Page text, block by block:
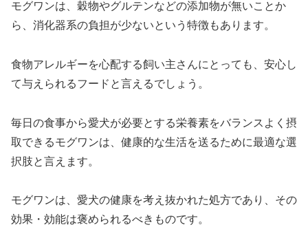
モグワンは、穀物やグルテンなどの添加物が無いことか
ら、消化器系の負担が少ないという特徴もあります。
食物アレルギーを心配する飼い主さんにとっても、安心し
て与えられるフードと言えるでしょう。
毎日の食事から愛犬が必要とする栄養素をバランスよく摂
取できるモグワンは、健康的な生活を送るために最適な選
択肢と言えます。
モグワンは、愛犬の健康を考え抜かれた処方であり、その
効果・効能は褒められるべきものです。